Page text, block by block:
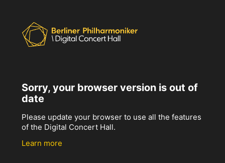
Sorry, your browser version is out of
date
Please update your browser to use all the features
of the Digital Concert Hall.
Learn more